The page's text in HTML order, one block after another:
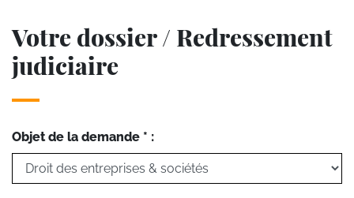
Votre dossier / Redressement
judiciaire
Objet de la demande * :